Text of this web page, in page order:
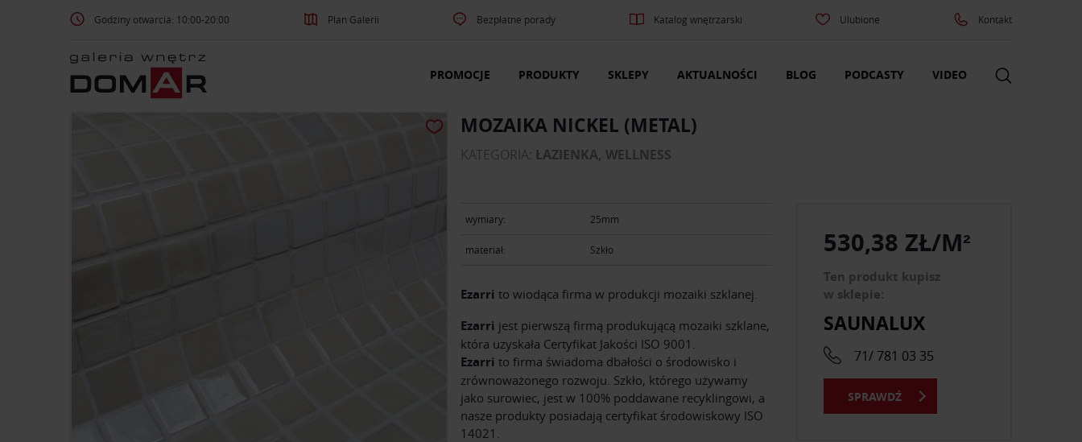
Godziny otwarcia: 10:00-20:00 Plan Galerii Bezpłatne porady Katalog wnętrzarski Ulubione Kontakt
PROMOCJE PRODUKTY SKLEPY AKTUALNOŚCI BLOG PODCASTY VIDEO
MOZAIKA NICKEL (METAL)
KATEGORIA: ŁAZIENKA, WELLNESS
wymiary: 25mm
materiał: Szkło
Ezarri to wiodąca firma w produkcji mozaiki szklanej.
Ezarri jest pierwszą firmą produkującą mozaiki szklane,
która uzyskała Certyfikat Jakości ISO 9001.
Ezarri to firma świadoma dbałości o środowisko i
zrównoważonego rozwoju. Szkło, którego używamy
jako surowiec, jest w 100% poddawane recyklingowi, a
nasze produkty posiadają certyfikat środowiskowy ISO
14021.
530,38 ZŁ/M²
Ten produkt kupisz
w sklepie:
SAUNALUX
71/ 781 03 35
SPRAWDŹ